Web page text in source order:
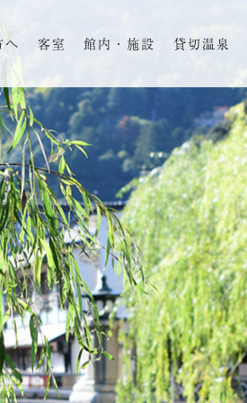
へ 客室 館内・施設 貸切温泉